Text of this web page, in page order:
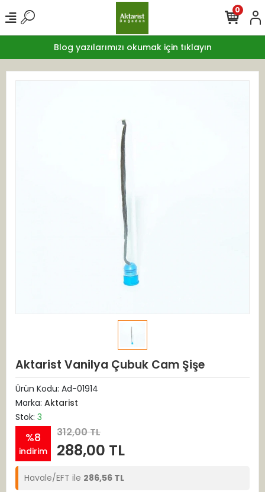
Blog yazılarımızı okumak için tıklayın
0
Aktarist Vanilya Çubuk Cam Şişe
Ürün Kodu: Ad-01914
Marka: Aktarist
Stok: 3
%8
indirim
312,00 TL
288,00 TL
Havale/EFT ile 286,56 TL